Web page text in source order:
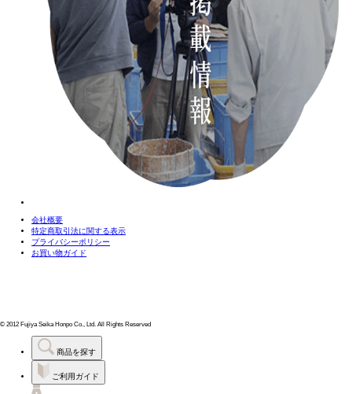
会社概要
特定商取引法に関する表示
プライバシーポリシー
お買い物ガイド
© 2012 Fujiya Seika Honpo Co., Ltd. All Rights Reserved
商品を探す
ご利用ガイド